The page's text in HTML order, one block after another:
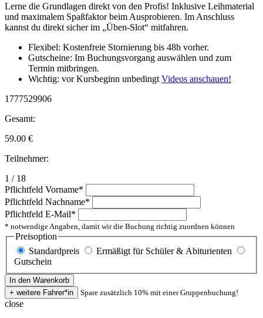
Lerne die Grundlagen direkt von den Profis! Inklusive Leihmaterial
und maximalem Spaßfaktor beim Ausprobieren. Im Anschluss
kannst du direkt sicher im „Üben-Slot“ mitfahren.
Flexibel: Kostenfreie Stornierung bis 48h vorher.
Gutscheine: Im Buchungsvorgang auswählen und zum
Termin mitbringen.
Wichtig: vor Kursbeginn unbedingt Videos anschauen!
1777529906
Gesamt:
59.00 €
Teilnehmer:
1 / 18
Pflichtfeld Vorname*
Pflichtfeld Nachname*
Pflichtfeld E-Mail*
* notwendige Angaben, damit wir die Buchung richtig zuordnen können
Preisoption
Standardpreis
Ermäßigt für Schüler & Abiturienten
Gutschein
Spare zusätzlich 10% mit einer Gruppenbuchung!
close